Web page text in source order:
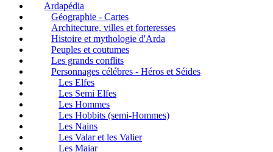
Ardapédia
Géographie - Cartes
Architecture, villes et forteresses
Histoire et mythologie d'Arda
Peuples et coutumes
Les grands conflits
Personnages célébres - Héros et Séides
Les Elfes
Les Semi Elfes
Les Hommes
Les Hobbits (semi-Hommes)
Les Nains
Les Valar et les Valier
Les Maiar